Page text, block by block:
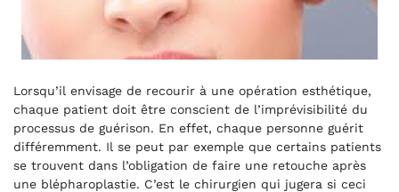
Lorsqu’il envisage de recourir à une opération esthétique,
chaque patient doit être conscient de l’imprévisibilité du
processus de guérison. En effet, chaque personne guérit
différemment. Il se peut par exemple que certains patients
se trouvent dans l’obligation de faire une retouche après
une blépharoplastie. C’est le chirurgien qui jugera si ceci